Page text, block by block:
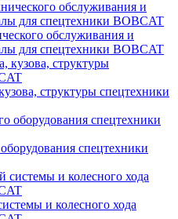
обслуживания и
для спецтехники BOBCAT
структуры спецтехники
спецтехники
и колесного хода